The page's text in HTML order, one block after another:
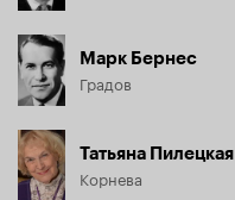
Марк Бернес
Градов
Татьяна Пилецкая
Корнева